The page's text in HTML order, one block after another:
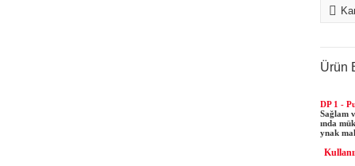
Ürün
DP 1 -
Sağlam
ında
ynak